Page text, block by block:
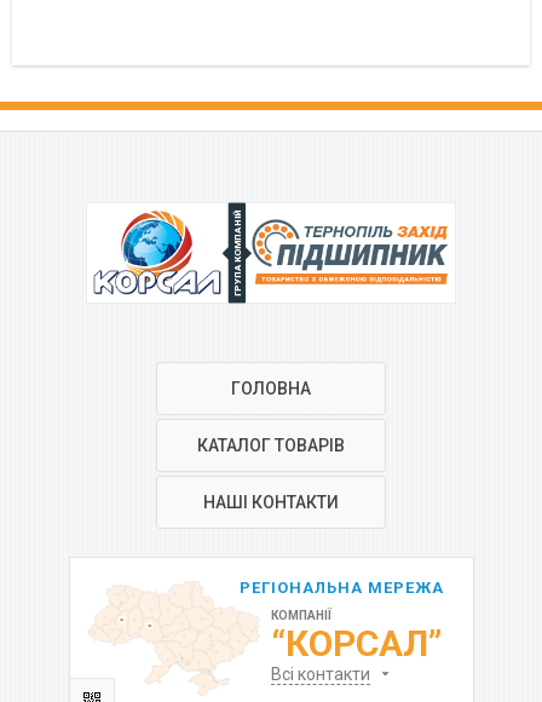
ГРУПА КОМПАНІЙ
ГОЛОВНА
КАТАЛОГ ТОВАРІВ
НАШІ КОНТАКТИ
РЕГІОНАЛЬНА МЕРЕЖА
КОМПАНІЇ
“КОРСАЛ”
Всі контакти